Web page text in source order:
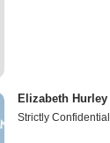
Elizabeth Hurley
Strictly Confidential